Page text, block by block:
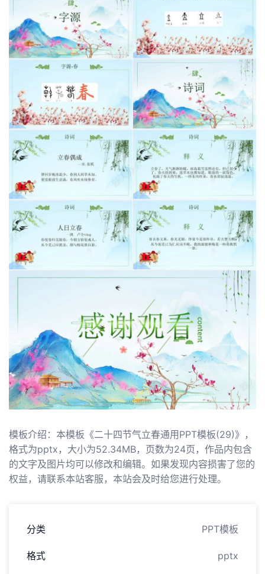
模板介绍：本模板《二十四节气立春通用PPT模板(29)》，
格式为pptx，大小为52.34MB，页数为24页，作品内包含
的文字及图片均可以修改和编辑。如果发现内容损害了您的
权益，请联系本站客服，本站会及时给您进行处理。
分类 PPT模板
格式 pptx